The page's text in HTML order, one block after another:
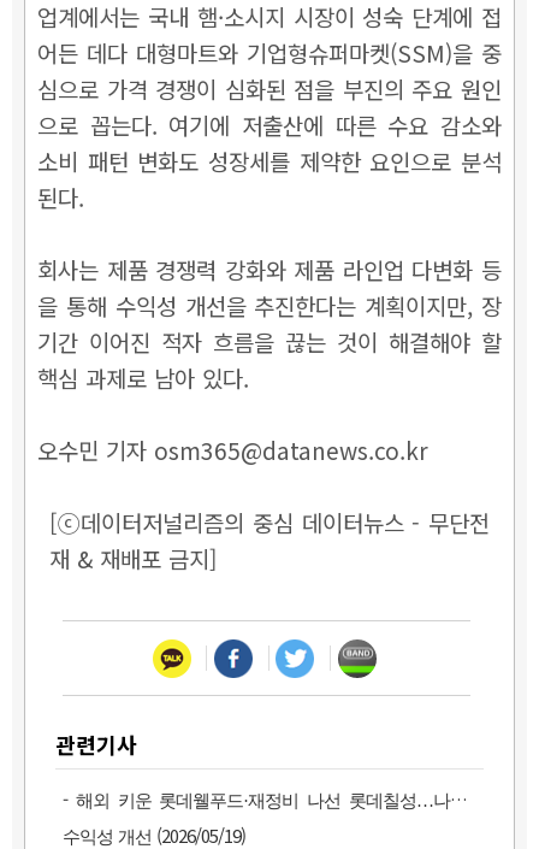
업계에서는 국내 햄·소시지 시장이 성숙 단계에 접
어든 데다 대형마트와 기업형슈퍼마켓(SSM)을 중
심으로 가격 경쟁이 심화된 점을 부진의 주요 원인
으로 꼽는다. 여기에 저출산에 따른 수요 감소와
소비 패턴 변화도 성장세를 제약한 요인으로 분석
된다.
회사는 제품 경쟁력 강화와 제품 라인업 다변화 등
을 통해 수익성 개선을 추진한다는 계획이지만, 장
기간 이어진 적자 흐름을 끊는 것이 해결해야 할
핵심 과제로 남아 있다.
오수민 기자 osm365@datanews.co.kr
[ⓒ데이터저널리즘의 중심 데이터뉴스 - 무단전
재 & 재배포 금지]
관련기사
- 해외 키운 롯데웰푸드·재정비 나선 롯데칠성…나란히
수익성 개선 (2026/05/19)